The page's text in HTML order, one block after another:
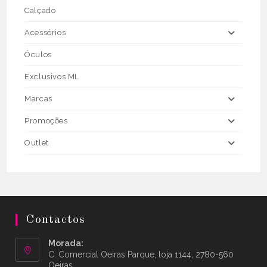
Calçado
Acessórios
Óculos
Exclusivos ML
Marcas
Promoções
Outlet
Contactos
Morada:
C. Comercial Oeiras Parque, loja 1144, 2780-560